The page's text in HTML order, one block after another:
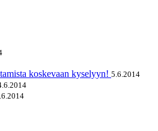
koskevaan kyselyyn! 5.6.2014